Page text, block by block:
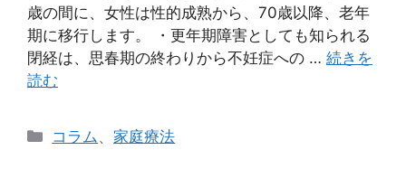
歳の間に、女性は性的成熟から、70歳以降、老年
期に移行します。 ・更年期障害としても知られる
閉経は、思春期の終わりから不妊症への … 続きを
読む
カ
コラム 、 家庭療法